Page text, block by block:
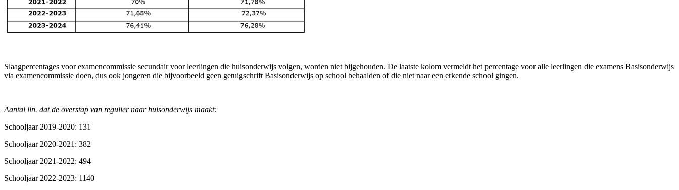
Slaagpercentages voor examencommissie secundair voor leerlingen die huisonderwijs volgen, worden niet bijgehouden. De laatste kolom vermeldt het percentage voor alle leerlingen die examens Basisonderwijs
via examencommissie doen, dus ook jongeren die bijvoorbeeld geen getuigschrift Basisonderwijs op school behaalden of die niet naar een erkende school gingen.
Aantal lln. dat de overstap van regulier naar huisonderwijs maakt:
Schooljaar 2019-2020: 131
Schooljaar 2020-2021: 382
Schooljaar 2021-2022: 494
Schooljaar 2022-2023: 1140